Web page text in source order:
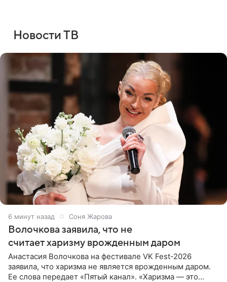
Новости ТВ
6 минут назад Соня Жарова
Волочкова заявила, что не
считает харизму врожденным даром
Анастасия Волочкова на фестивале VK Fest-2026
заявила, что харизма не является врожденным даром.
Ее слова передает «Пятый канал». «Харизма — это